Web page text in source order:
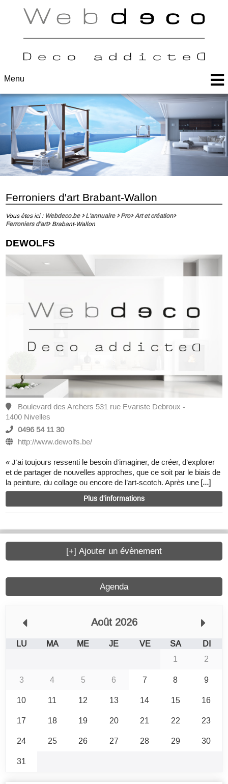
Menu
Ferroniers d'art Brabant-Wallon
Vous êtes ici : Webdeco.be L'annuaire Pro Art et création
Ferroniers d'art
Brabant-Wallon
DEWOLFS
Boulevard des Archers 531 rue Evariste Debroux -
1400 Nivelles
0496 54 11 30
http://www.dewolfs.be/
« J’ai toujours ressenti le besoin d’imaginer, de créer, d’explorer
et de partager de nouvelles approches, que ce soit par le biais de
la peinture, du collage ou encore de l’art-scotch. Après une [...]
Plus d'informations
Agenda
Août 2026
LU MA ME JE VE SA
DI
1
2
3
4 5 6 7 8
9
10
11 12 13 14 15
16
17
18 19 20 21 22
23
24
25 26 27 28 29
30
31
[+] Ajouter un évènement